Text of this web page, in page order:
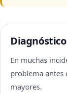
En muchas
problema antes
mayores.